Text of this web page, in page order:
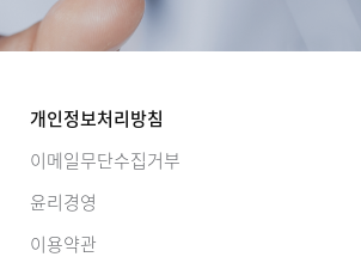
개인정보처리방침
이메일무단수집거부
윤리경영
이용약관